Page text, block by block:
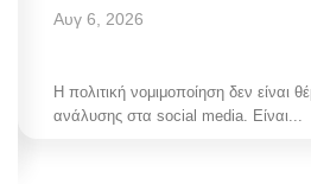
Αυγ 6, 2026
Η πολιτική νομιμοποίηση δεν είναι
ανάλυσης στα social media. Είναι...